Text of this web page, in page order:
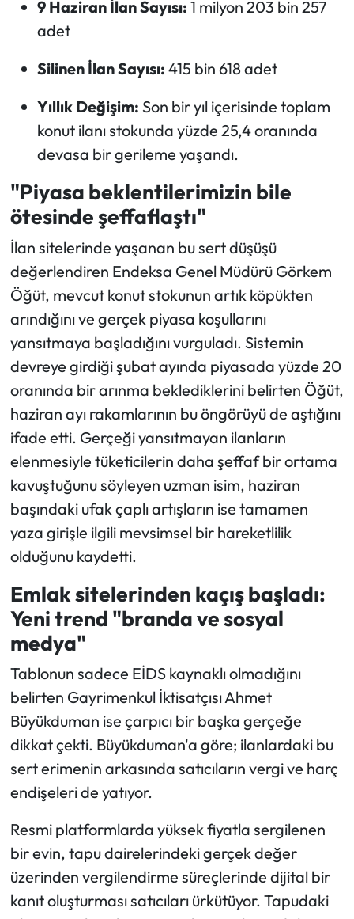
9 Haziran İlan Sayısı: 1 milyon 203 bin 257
adet
Silinen İlan Sayısı: 415 bin 618 adet
Yıllık Değişim: Son bir yıl içerisinde toplam
konut ilanı stokunda yüzde 25,4 oranında
devasa bir gerileme yaşandı.
"Piyasa beklentilerimizin bile
ötesinde şeffaflaştı"
İlan sitelerinde yaşanan bu sert düşüşü
değerlendiren Endeksa Genel Müdürü Görkem
Öğüt, mevcut konut stokunun artık köpükten
arındığını ve gerçek piyasa koşullarını
yansıtmaya başladığını vurguladı. Sistemin
devreye girdiği şubat ayında piyasada yüzde 20
oranında bir arınma beklediklerini belirten Öğüt,
haziran ayı rakamlarının bu öngörüyü de aştığını
ifade etti. Gerçeği yansıtmayan ilanların
elenmesiyle tüketicilerin daha şeffaf bir ortama
kavuştuğunu söyleyen uzman isim, haziran
başındaki ufak çaplı artışların ise tamamen
yaza girişle ilgili mevsimsel bir hareketlilik
olduğunu kaydetti.
Emlak sitelerinden kaçış başladı:
Yeni trend "branda ve sosyal
medya"
Tablonun sadece EİDS kaynaklı olmadığını
belirten Gayrimenkul İktisatçısı Ahmet
Büyükduman ise çarpıcı bir başka gerçeğe
dikkat çekti. Büyükduman'a göre; ilanlardaki bu
sert erimenin arkasında satıcıların vergi ve harç
endişeleri de yatıyor.
Resmi platformlarda yüksek fiyatla sergilenen
bir evin, tapu dairelerindeki gerçek değer
üzerinden vergilendirme süreçlerinde dijital bir
kanıt oluşturması satıcıları ürkütüyor. Tapudaki